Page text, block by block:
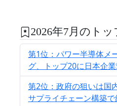
2026年7月のトッ
第1位：パワー半導体メ
グ、トップ20に日本企
第2位：政府の狙いは国
サプライチェーン構築